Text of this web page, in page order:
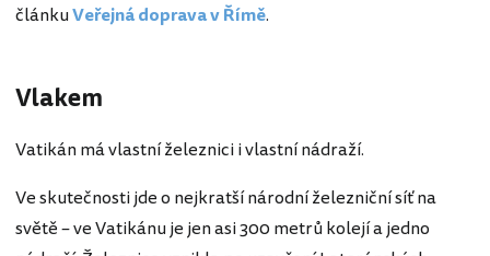
článkuVeřejná doprava v Římě.
Vlakem
Vatikán má vlastní železnici i vlastní nádraží.
Ve skutečnosti jde o nejkratší národní železniční síť na
světě – ve Vatikánu je jen asi 300 metrů kolejí a jedno